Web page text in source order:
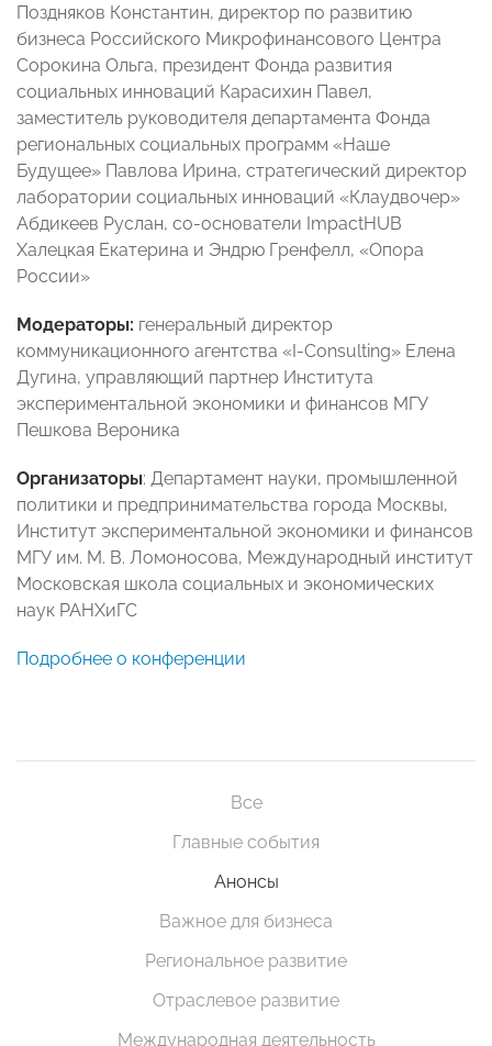
Поздняков Константин, директор по развитию
бизнеса Российского Микрофинансового Центра
Сорокина Ольга, президент Фонда развития
социальных инноваций Карасихин Павел,
заместитель руководителя департамента Фонда
региональных социальных программ «Наше
Будущее» Павлова Ирина, стратегический директор
лаборатории социальных инноваций «Клаудвочер»
Абдикеев Руслан, со-основатели ImpactHUB
Халецкая Екатерина и Эндрю Гренфелл, «Опора
России»
Модераторы: генеральный директор
коммуникационного агентства «I-Consulting» Елена
Дугина, управляющий партнер Института
экспериментальной экономики и финансов МГУ
Пешкова Вероника
Организаторы: Департамент науки, промышленной
политики и предпринимательства города Москвы,
Институт экспериментальной экономики и финансов
МГУ им. М. В. Ломоносова, Международный институт
Московская школа социальных и экономических
наук РАНХиГС
Подробнее о конференции
Все
Главные события
Анонсы
Важное для бизнеса
Региональное развитие
Отраслевое развитие
Международная деятельность